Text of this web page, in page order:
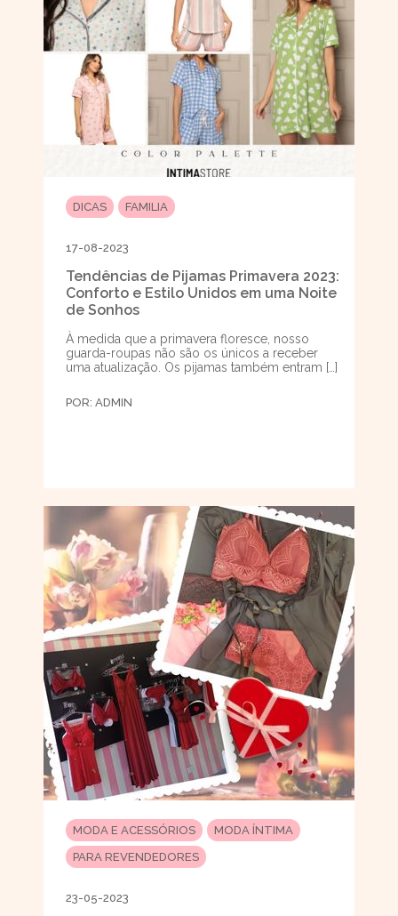
DICAS FAMILIA
17-08-2023
Tendências de Pijamas Primavera 2023:
Conforto e Estilo Unidos em uma Noite
de Sonhos
À medida que a primavera floresce, nosso
guarda-roupas não são os únicos a receber
uma atualização. Os pijamas também entram […]
POR: ADMIN
MODA E ACESSÓRIOS
MODA ÍNTIMA
PARA REVENDEDORES
23-05-2023